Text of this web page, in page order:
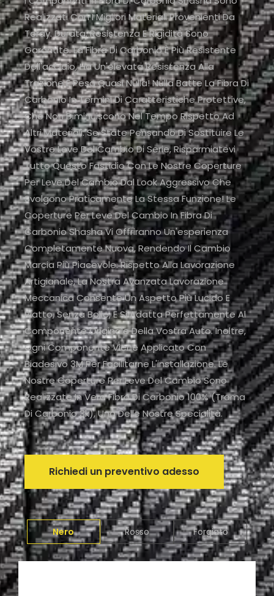
Realizzati Con I Migliori Materiali Provenienti Da
Toray. Durata, Resistenza E Rigidità Sono
Garantite. La Fibra Di Carbonio È Più Resistente
Dell'acciaio, Ha Un'elevata Resistenza Alla
Trazione E Pesa Quasi Nulla! Nulla Batte La Fibra Di
Carbonio In Termini Di Caratteristiche Protettive,
Che Non Diminuiscono Nel Tempo Rispetto Ad
Altri Materiali. Se State Pensando Di Sostituire Le
Vostre Leve Del Cambio Di Serie, Risparmiatevi
Tutto Questo Fastidio Con Le Nostre Coperture
Per Leve Del Cambio Dal Look Aggressivo Che
Svolgono Praticamente La Stessa Funzione! Le
Coperture Per Leve Del Cambio In Fibra Di
Carbonio Shasha Vi Offriranno Un'esperienza
Completamente Nuova, Rendendo Il Cambio
Marcia Più Piacevole. Rispetto Alla Lavorazione
Artigianale, La Nostra Avanzata Lavorazione
Meccanica Consente Un Aspetto Più Lucido E
Piatto, Senza Bolle, E Si Adatta Perfettamente Al
Componente Originale Della Vostra Auto. Inoltre,
Ogni Componente Viene Applicato Con
Biadesivo 3M Per Facilitarne L'installazione. Le
Nostre Coperture Per Leve Del Cambio Sono
Realizzate In Vera Fibra Di Carbonio 100% (trama
Di Carbonio 3k), Una Delle Nostre Specialità.
Richiedi un preventivo adesso
Nero Rosso Forgiato